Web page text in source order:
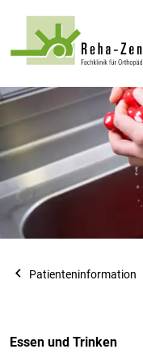
navigate_before Patienteninformation
Essen und Trinken